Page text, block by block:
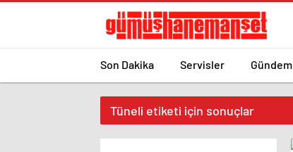
Son Dakika Servisler Gündem
Tüneli etiketi için sonuçlar